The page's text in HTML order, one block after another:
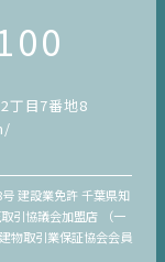
丁目7番地8
建設業免許 千葉県知
引協議会加盟店 （一
物取引業保証協会会員